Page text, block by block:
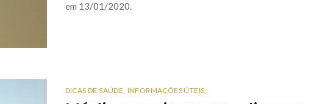
em 13/01/2020.
DICAS DE SAÚDE, INFORMAÇÕES ÚTEIS